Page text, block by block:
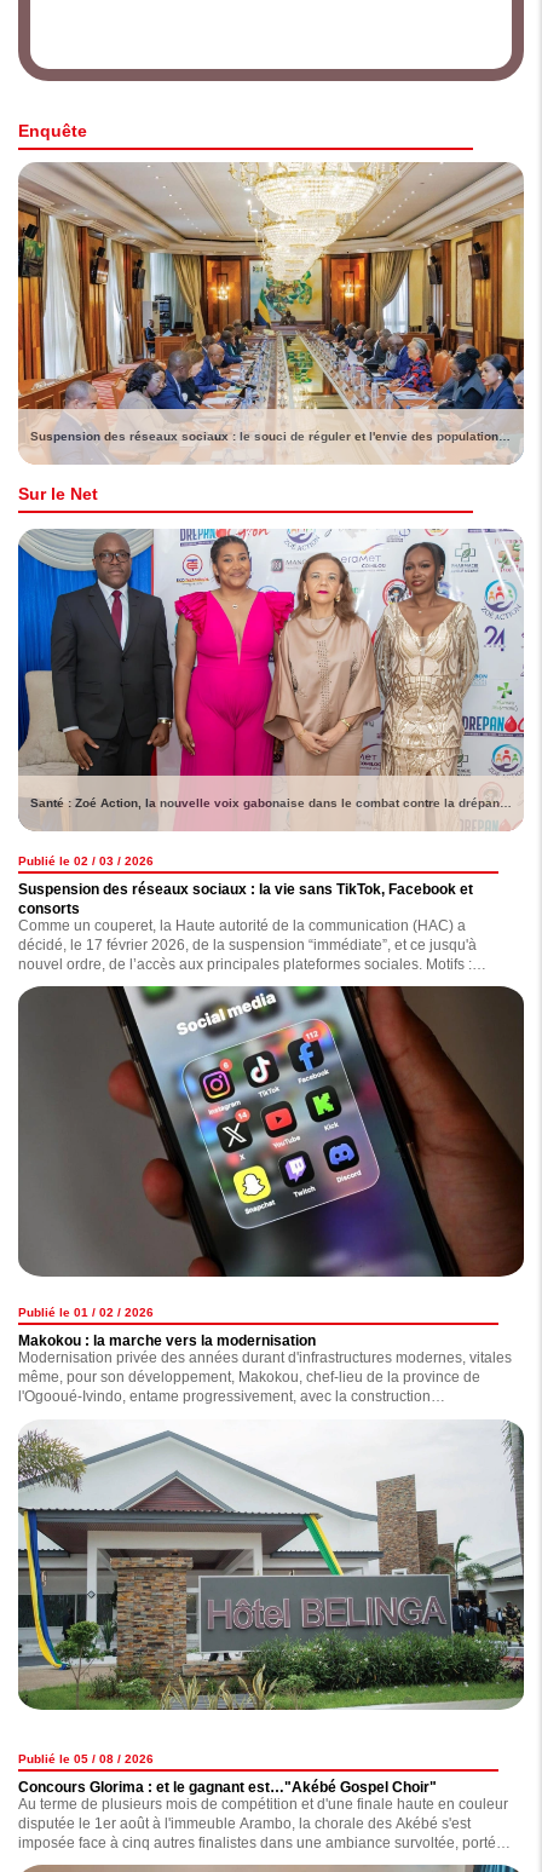
Enquête
Sur le Net
Suspension des réseaux sociaux : le souci de réguler et l'envie des populations de voir lever la sanction
Santé : Zoé Action, la nouvelle voix gabonaise dans le combat contre la drépanocytose
Publié le 02 / 03 / 2026
Suspension des réseaux sociaux : la vie sans TikTok, Facebook et
consorts
Comme un couperet, la Haute autorité de la communication (HAC) a
décidé, le 17 février 2026, de la suspension “immédiate”, et ce jusqu'à
nouvel ordre, de l’accès aux principales plateformes sociales. Motifs :
diffusion de contenus jugés “inappropriés, diffamatoires, haineux ou
injurieux”. Depuis lors, comment la population vit-elle cette situation ?
Publié le 01 / 02 / 2026
Makokou : la marche vers la modernisation
Modernisation privée des années durant d'infrastructures modernes, vitales
même, pour son développement, Makokou, chef-lieu de la province de
l'Ogooué-Ivindo, entame progressivement, avec la construction
d'infrastructures dont certaines ont été inaugurées en début de semaine
par le chef de l'Etat, Brice Clotaire Oligui Nguema, pendant que d'autres
sont en voie d'achèvement, sa marche vers un futur radieux. Au grand
bonheur des habitants de cette région située au nord-est du Gabon.
Publié le 05 / 08 / 2026
Concours Glorima : et le gagnant est…"Akébé Gospel Choir"
Au terme de plusieurs mois de compétition et d'une finale haute en couleur
disputée le 1er août à l'immeuble Arambo, la chorale des Akébé s'est
imposée face à cinq autres finalistes dans une ambiance survoltée, portée
par un public totalement connecté à l'événement.